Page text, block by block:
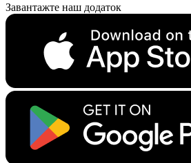
Завантажте наш додаток